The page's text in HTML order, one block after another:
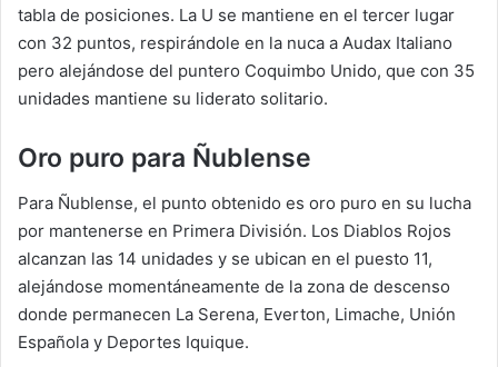
tabla de posiciones. La U se mantiene en el tercer lugar
con 32 puntos, respirándole en la nuca a Audax Italiano
pero alejándose del puntero Coquimbo Unido, que con 35
unidades mantiene su liderato solitario.
Oro puro para Ñublense
Para Ñublense, el punto obtenido es oro puro en su lucha
por mantenerse en Primera División. Los Diablos Rojos
alcanzan las 14 unidades y se ubican en el puesto 11,
alejándose momentáneamente de la zona de descenso
donde permanecen La Serena, Everton, Limache, Unión
Española y Deportes Iquique.